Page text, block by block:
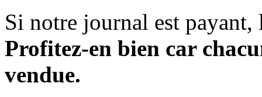
Si notre journal est payant,
Profitez-en bien car
vendue.